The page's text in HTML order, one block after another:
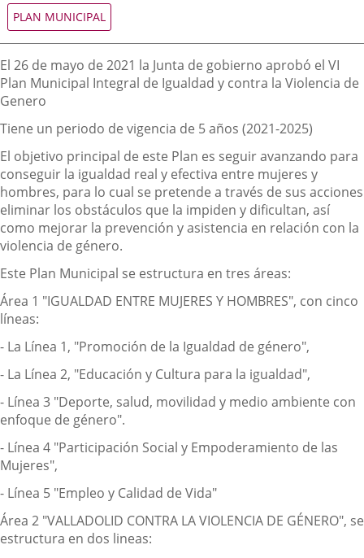
externa.externa.
Tipo
de
normativa
PLAN MUNICIPAL
Descripción
El 26 de mayo de 2021 la Junta de gobierno aprobó el VI
Plan Municipal Integral de Igualdad y contra la Violencia de
Genero
Tiene un periodo de vigencia de 5 años (2021-2025)
El objetivo principal de este Plan es seguir avanzando para
conseguir la igualdad real y efectiva entre mujeres y
hombres, para lo cual se pretende a través de sus acciones
eliminar los obstáculos que la impiden y dificultan, así
como mejorar la prevención y asistencia en relación con la
violencia de género.
Este Plan Municipal se estructura en tres áreas:
Área 1 "IGUALDAD ENTRE MUJERES Y HOMBRES", con cinco
líneas:
- La Línea 1, "Promoción de la Igualdad de género",
- La Línea 2, "Educación y Cultura para la igualdad",
- Línea 3 "Deporte, salud, movilidad y medio ambiente con
enfoque de género".
- Línea 4 "Participación Social y Empoderamiento de las
Mujeres",
- Línea 5 "Empleo y Calidad de Vida"
Área 2 "VALLADOLID CONTRA LA VIOLENCIA DE GÉNERO", se
estructura en dos lineas: